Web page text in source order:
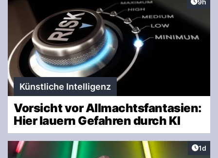
9h
Künstliche Intelligenz
Vorsicht vor Allmachtsfantasien:
Hier lauern Gefahren durch KI
1d